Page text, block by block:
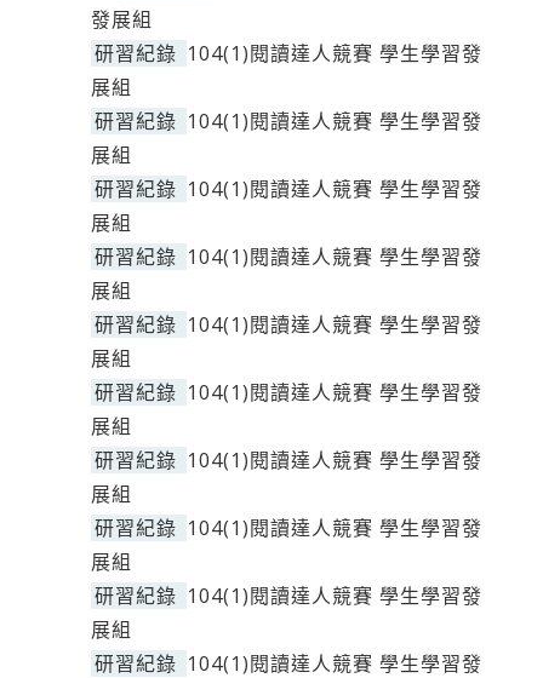
發展組
研習紀錄 104(1)閱讀達人競賽 學生學習發
展組
研習紀錄 104(1)閱讀達人競賽 學生學習發
展組
研習紀錄 104(1)閱讀達人競賽 學生學習發
展組
研習紀錄 104(1)閱讀達人競賽 學生學習發
展組
研習紀錄 104(1)閱讀達人競賽 學生學習發
展組
研習紀錄 104(1)閱讀達人競賽 學生學習發
展組
研習紀錄 104(1)閱讀達人競賽 學生學習發
展組
研習紀錄 104(1)閱讀達人競賽 學生學習發
展組
研習紀錄 104(1)閱讀達人競賽 學生學習發
展組
研習紀錄 104(1)閱讀達人競賽 學生學習發